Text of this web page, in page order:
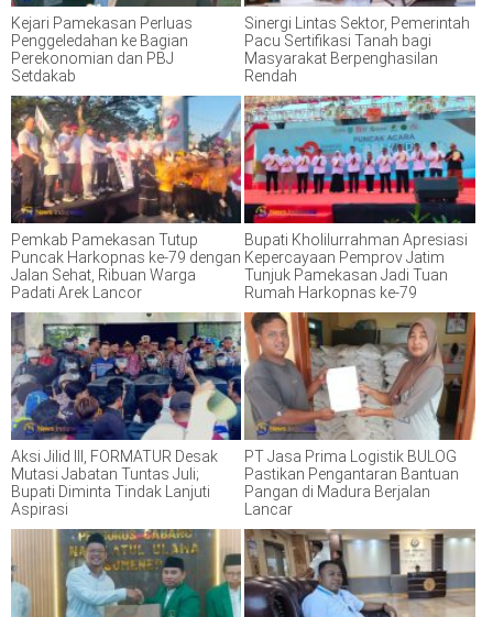
Kejari Pamekasan Perluas
Penggeledahan ke Bagian
Perekonomian dan PBJ
Setdakab
Sinergi Lintas Sektor, Pemerintah
Pacu Sertifikasi Tanah bagi
Masyarakat Berpenghasilan
Rendah
Pemkab Pamekasan Tutup
Puncak Harkopnas ke-79 dengan
Jalan Sehat, Ribuan Warga
Padati Arek Lancor
Bupati Kholilurrahman Apresiasi
Kepercayaan Pemprov Jatim
Tunjuk Pamekasan Jadi Tuan
Rumah Harkopnas ke-79
Aksi Jilid III, FORMATUR Desak
Mutasi Jabatan Tuntas Juli;
Bupati Diminta Tindak Lanjuti
Aspirasi
PT Jasa Prima Logistik BULOG
Pastikan Pengantaran Bantuan
Pangan di Madura Berjalan
Lancar